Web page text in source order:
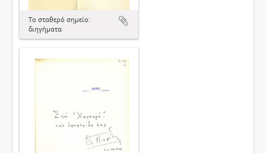
Το σταθερό σημείο:
διηγήματα